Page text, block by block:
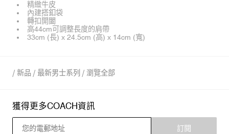
精緻牛皮
內建搭釦袋
轉扣開闔
高44cm可調整長度的肩帶
33cm (長) x 24.5cm (高) x 14cm (寬)
/ 新品 / 最新男士系列 / 瀏覽全部
獲得更多COACH資訊
訂閱